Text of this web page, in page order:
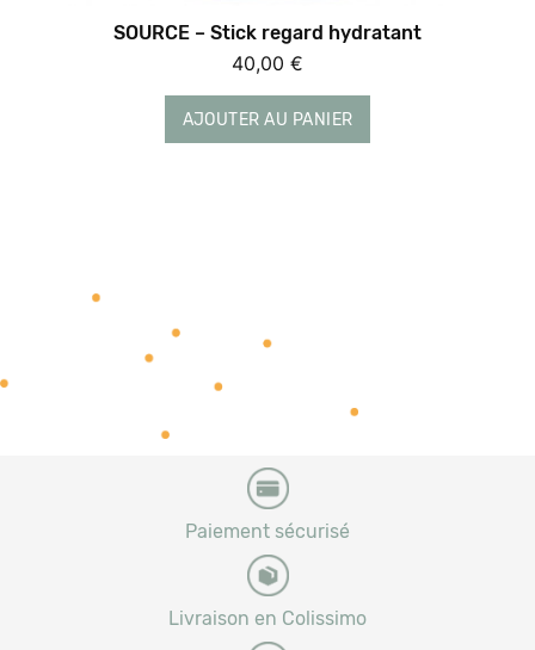
SOURCE – Stick regard hydratant
40,00 €
AJOUTER AU PANIER
Paiement sécurisé
Livraison en Colissimo